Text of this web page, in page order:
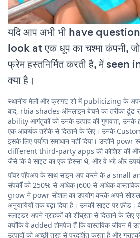
यदि आप अभी भी have
look at एक धूप का चश्मा कंपनी,
फ्रेम हस्तनिर्मित करती है, में
क्या है।
स्थानीय मेलों और क्राफ्ट शो में publicizing के
बाद, rbia shades ऑनलाइन बेचने का तरीका ढूंढ
ability आगंतुकों को उनके उत्पाद की गुणवत्ता, उनके
एक आकर्षक तरीके से दिखाने के लिए। उनके
इसके लिए पर्याप्त समाधान नहीं दिया। उन्होंने
different third-party apps की कोशिश की और
जैसे कि वे साइट का एक हिस्सा थे, और वे भद्दे और
पॉवर पॉपअप के साथ साइन अप करने के a small
संपर्कों को 250% से अधिक (600 से अधिक
grow ने powr सोशल का उपयोग करके अपने सोशल
अनुयायियों तक बढ़ा दिया है। उनकी साइट पर
स्लाइडर अपने ग्राहकों को शीघ्रता से दिखाने के
क्योंकि वे added होमपेज हैं कि वास्तविक जीवन में
उत्पादों को अच्छी तरह से प्रदर्शित करता है और